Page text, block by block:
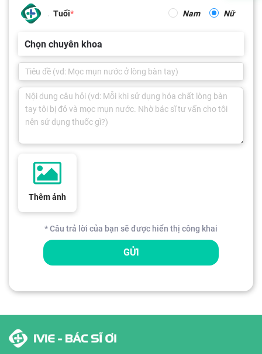
Tuổi Nam Nữ
Chọn chuyên khoa
Thêm ảnh
* Câu trả lời của bạn sẽ được hiển thị công khai
GỬI